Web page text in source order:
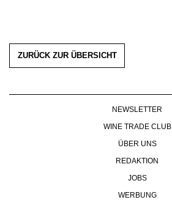
ZURÜCK ZUR ÜBERSICHT
NEWSLETTER
WINE TRADE CLUB
ÜBER UNS
REDAKTION
JOBS
WERBUNG